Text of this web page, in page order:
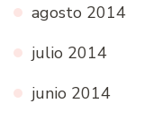
agosto 2014
julio 2014
junio 2014